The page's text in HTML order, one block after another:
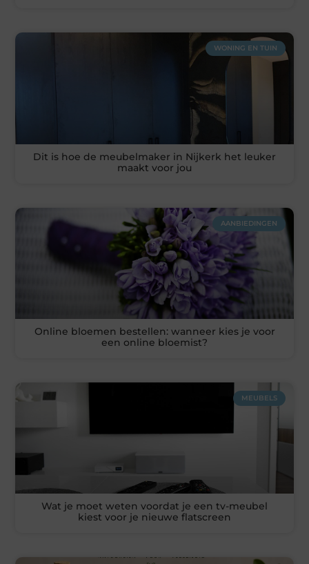
WONING EN TUIN
Dit is hoe de meubelmaker in Nijkerk het leuker
maakt voor jou
AANBIEDINGEN
Online bloemen bestellen: wanneer kies je voor
een online bloemist?
MEUBELS
Wat je moet weten voordat je een tv-meubel
kiest voor je nieuwe flatscreen